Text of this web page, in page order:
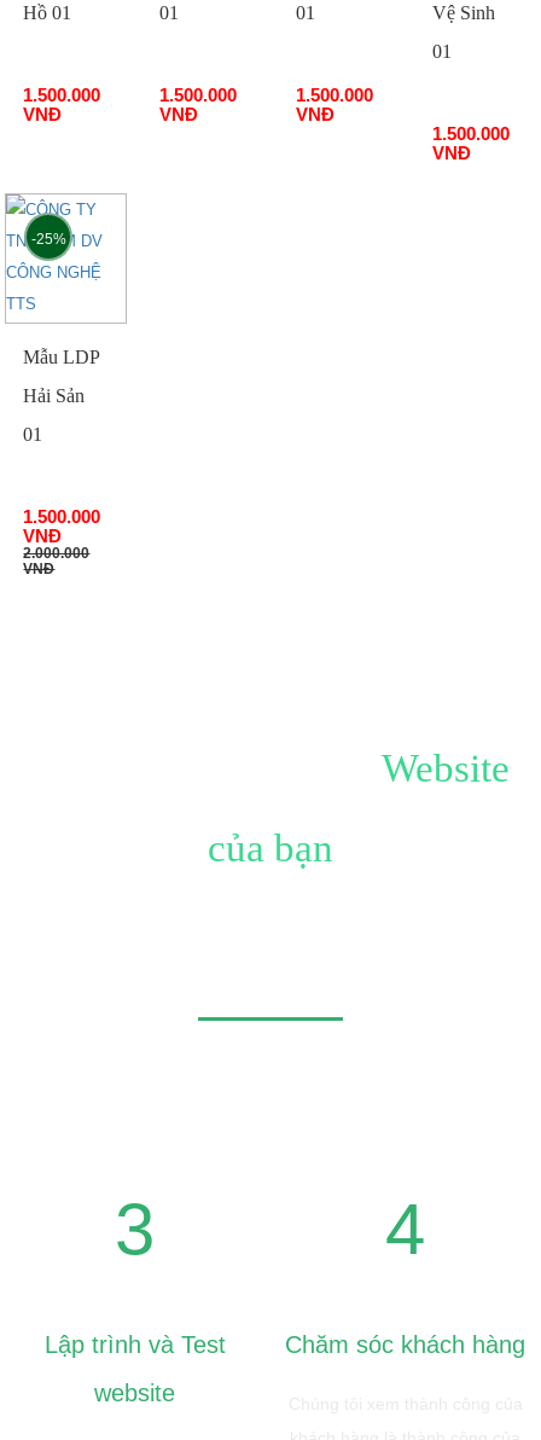
Hồ 01
1.500.000
VNĐ
01
1.500.000
VNĐ
01
1.500.000
VNĐ
Vệ Sinh
01
1.500.000
VNĐ
-25%
Mẫu LDP
Hải Sản
01
1.500.000
VNĐ
2.000.000
VNĐ
Website
của bạn
3
Lập trình và Test
website
4
Chăm sóc khách hàng